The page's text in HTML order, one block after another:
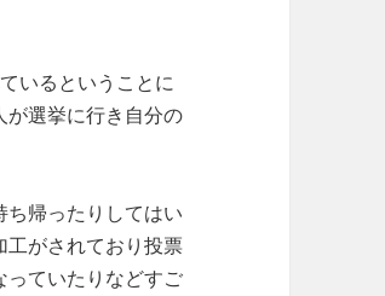
いるということに
が選挙に行き自分の
帰ったりしてはい
工がされており投票
っていたりなどすご